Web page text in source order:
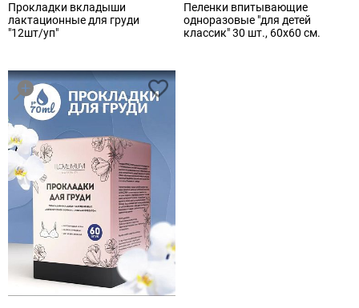
Прокладки вкладыши
лактационные для груди
"12шт/уп"
Пеленки впитывающие
одноразовые "для детей
классик" 30 шт., 60х60 см.